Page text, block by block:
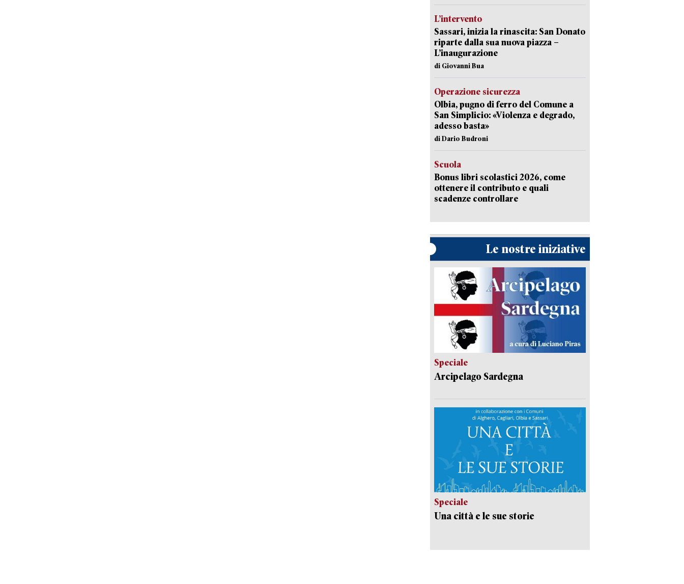
L’intervento
Sassari, inizia la rinascita: San Donato
riparte dalla sua nuova piazza –
L’inaugurazione
di Giovanni Bua
Operazione sicurezza
Olbia, pugno di ferro del Comune a
San Simplicio: «Violenza e degrado,
adesso basta»
di Dario Budroni
Scuola
Bonus libri scolastici 2026, come
ottenere il contributo e quali
scadenze controllare
Le nostre iniziative
Speciale
Arcipelago Sardegna
Speciale
Una città e le sue storie